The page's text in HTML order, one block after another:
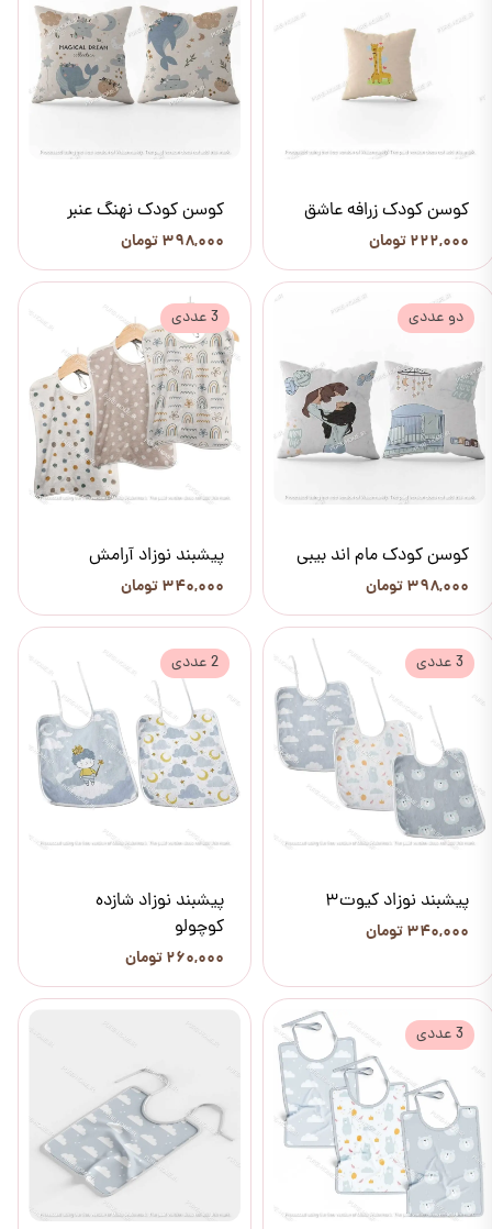
کوسن کودک زرافه عاشق
۲۲۲,۰۰۰ تومان
کوسن کودک نهنگ عنبر
۳۹۸,۰۰۰ تومان
کوسن کودک مام اند بیبی
۳۹۸,۰۰۰ تومان
دو عددی
پیشبند نوزاد آرامش
۳۴۰,۰۰۰ تومان
3 عددی
پیشبند نوزاد کیوت3
۳۴۰,۰۰۰ تومان
3 عددی
پیشبند نوزاد شازده
کوچولو
۲۶۰,۰۰۰ تومان
2 عددی
3 عددی